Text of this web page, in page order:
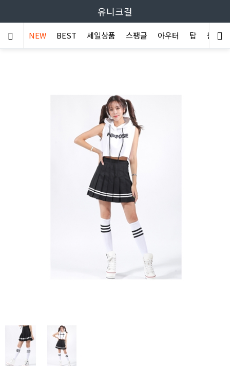
유니크걸
NEW BEST 세일상품 스팽글 아우터 탑 원피스